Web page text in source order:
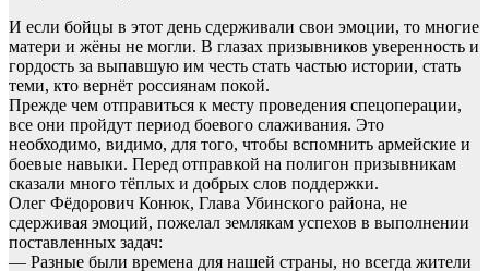
И если бойцы в этот день сдерживали свои эмоции, то многие
матери и жёны не могли. В глазах призывников уверенность и
гордость за выпавшую им честь стать частью истории, стать
теми, кто вернёт россиянам покой.
Прежде чем отправиться к месту проведения спецоперации,
все они пройдут период боевого слаживания. Это
необходимо, видимо, для того, чтобы вспомнить армейские и
боевые навыки. Перед отправкой на полигон призывникам
сказали много тёплых и добрых слов поддержки.
Олег Фёдорович Конюк, Глава Убинского района, не
сдерживая эмоций, пожелал землякам успехов в выполнении
поставленных задач:
— Разные были времена для нашей страны, но всегда жители